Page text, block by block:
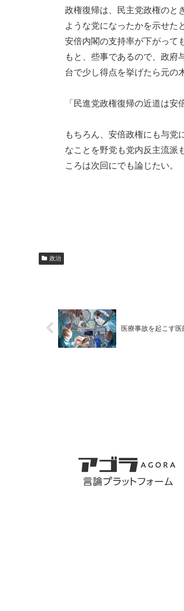
政権復帰は、民主党政権のと
ような党になったかを示せた
安倍内閣の支持率が下がって
もと、些事であるので、政府
台で少し得点を挙げたら元の
「民進党政権復帰の近道は安
もちろん、安倍政権にも与党
なことを野党も党内反主流派
ころは次回にでも論じたい。
政治
医療事故を起こす